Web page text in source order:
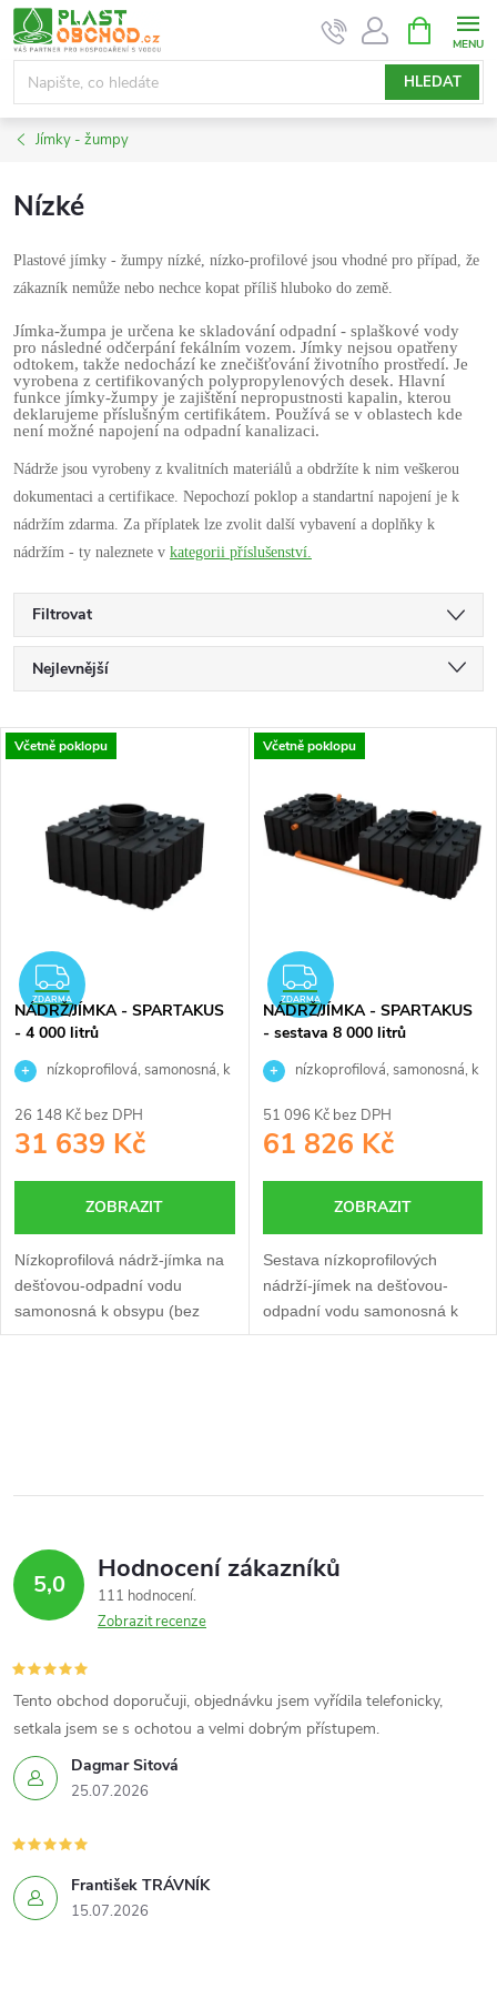
Přejít
na
obsah
HLEDAT
NÁKUPNÍ
KOŠÍK
Jímky - žumpy
Nízké
Plastové jímky - žumpy nízké, nízko-profilové jsou vhodné pro případ, že
zákazník nemůže nebo nechce kopat příliš hluboko do země.
Jímka-žumpa je určena ke skladování odpadní - splaškové vody
pro následné odčerpání fekálním vozem. Jímky nejsou opatřeny
odtokem, takže nedochází ke znečišťování životního prostředí. Je
vyrobena z certifikovaných polypropylenových desek. Hlavní
funkce jímky-žumpy je zajištění nepropustnosti kapalin, kterou
deklarujeme příslušným certifikátem. Používá se v oblastech kde
není možné napojení na odpadní kanalizaci.
Nádrže jsou vyrobeny z kvalitních materiálů a obdržíte k nim veškerou
dokumentaci a certifikace. Nepochozí poklop a standartní napojení je k
nádržím zdarma. Za příplatek lze zvolit další vybavení a doplňky k
nádržím - ty naleznete v kategorii příslušenství.
Filtrovat
Ř
a
p
r
o
d
u
k
t
Nejlevnější
Nejprodávanější
Abecedně
V
s
p
r
o
d
u
k
Včetně poklopu
ZDARMA
ZDARMA
NÁDRŽ/JÍMKA - SPARTAKUS
- 4 000 litrů
nízkoprofilová, samonosná, k
26 148 Kč bez DPH
31 639 Kč
ZOBRAZIT
Nízkoprofilová nádrž-jímka na
dešťovou-odpadní vodu
samonosná k obsypu (bez
betonáže) o objemu 4 m3.
Včetně poklopu
ZDARMA
ZDARMA
NÁDRŽ/JÍMKA - SPARTAKUS
- sestava 8 000 litrů
nízkoprofilová, samonosná, k
51 096 Kč bez DPH
61 826 Kč
ZOBRAZIT
Sestava nízkoprofilových
nádrží-jímek na dešťovou-
odpadní vodu samonosná k
obsypu (bez betonáže) o
l
d
a
c
í
p
r
v
k
y
5,0 Hodnocení zákazníků
111 hodnocení
Zobrazit recenze
Dagmar Sitová
25.07.2026
Tento obchod doporučuji, objednávku jsem vyřídila telefonicky,
setkala jsem se s ochotou a velmi dobrým přístupem.
František TRÁVNÍK
15.07.2026